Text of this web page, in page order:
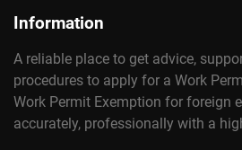
Information
A reliable place to get advice,
procedures to apply for a Work
Work Permit Exemption for foreign
accurately, professionally with a